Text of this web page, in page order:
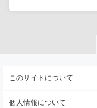
このサイトについて
個人情報について